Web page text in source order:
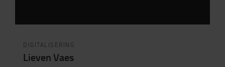
DIGITALISERING
Lieven Vaes